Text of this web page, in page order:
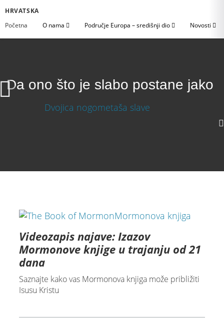
HRVATSKA
Početna
O nama Područje Europa – središnji dio Novosti
Da ono što je slabo postane jako
Videozapis najave: Izazov
Mormonove knjige u trajanju od 21
dana
Saznajte kako vas Mormonova knjiga može približiti
Isusu Kristu